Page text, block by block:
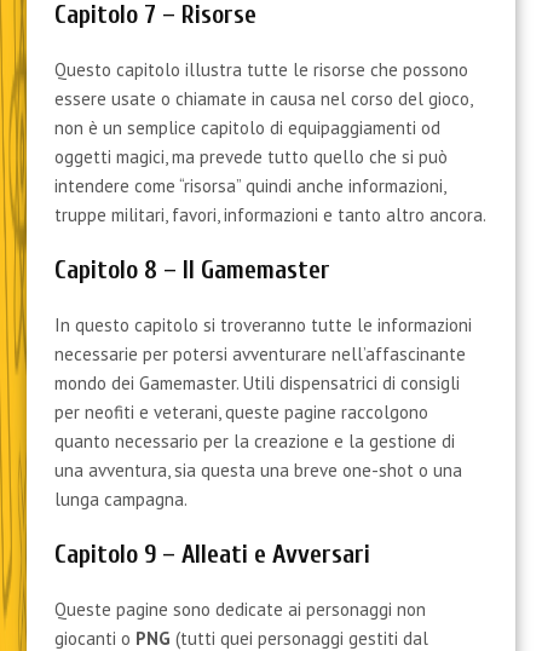
Capitolo 7 – Risorse
Questo capitolo illustra tutte le risorse che possono
essere usate o chiamate in causa nel corso del gioco,
non è un semplice capitolo di equipaggiamenti od
oggetti magici, ma prevede tutto quello che si può
intendere come “risorsa” quindi anche informazioni,
truppe militari, favori, informazioni e tanto altro ancora.
Capitolo 8 – Il Gamemaster
In questo capitolo si troveranno tutte le informazioni
necessarie per potersi avventurare nell’affascinante
mondo dei Gamemaster. Utili dispensatrici di consigli
per neofiti e veterani, queste pagine raccolgono
quanto necessario per la creazione e la gestione di
una avventura, sia questa una breve one-shot o una
lunga campagna.
Capitolo 9 – Alleati e Avversari
Queste pagine sono dedicate ai personaggi non
giocanti o PNG (tutti quei personaggi gestiti dal